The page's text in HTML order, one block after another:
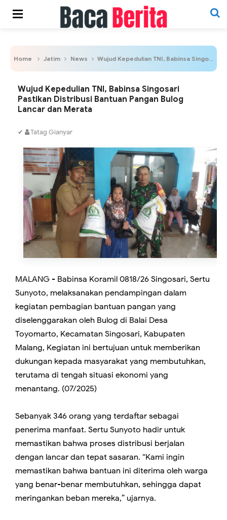
Home Jatim News Wujud Kepedulian TNI, Babinsa Singosari Pastikan Distribusi Bantuan Pangan Bulog Lancar dan Merata
Wujud Kepedulian TNI, Babinsa Singosari
Pastikan Distribusi Bantuan Pangan Bulog
Lancar dan Merata
✔ Tatag Gianyar
MALANG - Babinsa Koramil 0818/26 Singosari, Sertu
Sunyoto, melaksanakan pendampingan dalam
kegiatan pembagian bantuan pangan yang
diselenggarakan oleh Bulog di Balai Desa
Toyomarto, Kecamatan Singosari, Kabupaten
Malang, Kegiatan ini bertujuan untuk memberikan
dukungan kepada masyarakat yang membutuhkan,
terutama di tengah situasi ekonomi yang
menantang. (07/2025)
Sebanyak 346 orang yang terdaftar sebagai
penerima manfaat. Sertu Sunyoto hadir untuk
memastikan bahwa proses distribusi berjalan
dengan lancar dan tepat sasaran. “Kami ingin
memastikan bahwa bantuan ini diterima oleh warga
yang benar-benar membutuhkan, sehingga dapat
meringankan beban mereka,” ujarnya.